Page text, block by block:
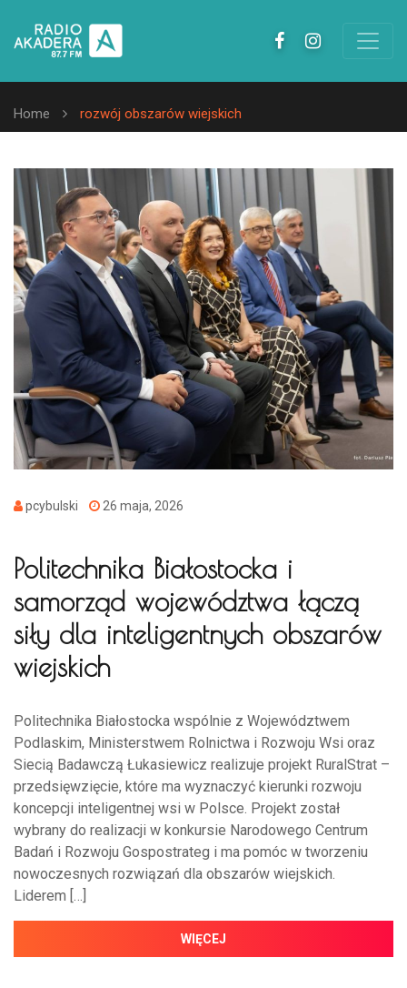
Home rozwój obszarów wiejskich
pcybulski 26 maja, 2026
Politechnika Białostocka i
samorząd województwa łączą
siły dla inteligentnych obszarów
wiejskich
Politechnika Białostocka wspólnie z Województwem
Podlaskim, Ministerstwem Rolnictwa i Rozwoju Wsi oraz
Siecią Badawczą Łukasiewicz realizuje projekt RuralStrat –
przedsięwzięcie, które ma wyznaczyć kierunki rozwoju
koncepcji inteligentnej wsi w Polsce. Projekt został
wybrany do realizacji w konkursie Narodowego Centrum
Badań i Rozwoju Gospostrateg i ma pomóc w tworzeniu
nowoczesnych rozwiązań dla obszarów wiejskich.
Liderem […]
WIĘCEJ